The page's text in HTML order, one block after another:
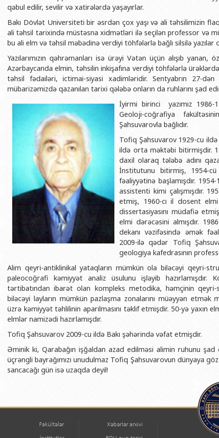
BDU-nun məzunları
Fəxri doktorlarımız
BDU-da təhsil
BDU-da tədris olunan ixtisaslar
Universitet tarixinin ən mühüm hadisələri
İnsan resursları və hüquq şöbəsi
Sənədlər və Müraciətlərlə iş
Maliyyə və təminat Departamenti
Keyfiyyətin təminatı, monitorinq
Psixoloji Yardım Sektoru
Mədəniyyət-yaradıcılıq Mərkəzi
İdman-sağlamlıq Mərkəzi
BDU-nun Nəşr Evi
Filologiya fakültəsi
Tarix fakültəsi
Beynəlxalq
Hüquq fakültəsi
Jurnalistika fakültəsi
İnformasiya və
Şərqşünasliq
Sosial elmlər və
Şəxsi
Publik
qəbul edilir, sevilir və xatirələrdə yaşayırlar.
Bakı Dövlət Universiteti bir əsrdən çox yaşı və ali təhsilimizin
ali təhsil tarixində müstəsna xidmətləri ilə seçilən professor və
bu ali elm və təhsil məbədinə verdiyi töhfələrlə bağlı silsilə
Yazılarımızın qəhrəmanları isə ürəyi Vətən üçün alışıb
Azərbaycanda elmin, təhsilin inkişafına verdiyi töhfələrlə
təhsil fədailəri, ictimai-siyasi xadimləridir. Sentyabrın 27-
mübarizəmizdə qazanılan tarixi qələbə onların da ruhlarını şad
İyirmi birinci yazımız 1986-
Geoloji-coğrafiya
Şahsuvarovla bağlıdır.
Tofiq Şahsuvarov 1929-cu
ildə orta məktəbi bitirmişdir.
daxil olaraq tələbə adını
İnstitutunu bitirmiş, 1954-
fəaliyyətinə başlamışdır.
assistenti kimi çalışmışdır.
etmiş, 1960-cı il dosent
dissertasiyasını müdafiə
elmi dərəcəsini almışdır.
dekanı vəzifəsində əmək
2009-ilə qədər Tofiq
geologiya kafedrasının
Alim qeyri-antiklinikal yataqların mümkün ola biləcəyi qeyri-
paleocoğrafi kəmiyyət analiz üsulunu işləyib hazırlamışdır.
tərtibatından ibarət olan kompleks metodika, həmçinin
biləcəyi layların mümkün pazlaşma zonalarını müəyyən
üzrə kəmiyyət təhlilinin aparılmasını təklif etmişdir. 50-yə yaxın
elmlər namizədi hazırlamışdır.
Tofiq Şahsuvarov 2009-cu ildə Bakı şəhərində vəfat etmişdir.
Əminik ki, Qarabağın işğaldan azad edilməsi alimin ruhunu
üçrəngli bayrağımızı unudulmaz Tofiq Şahsuvarovun dünyaya
sancacağı gün isə uzaqda deyil!
Fakültələr Xəbərlər arxivi